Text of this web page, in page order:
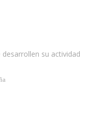
su actividad